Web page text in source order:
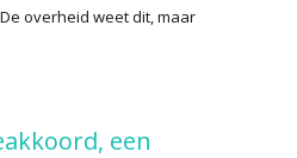
overheid weet dit, maar
een